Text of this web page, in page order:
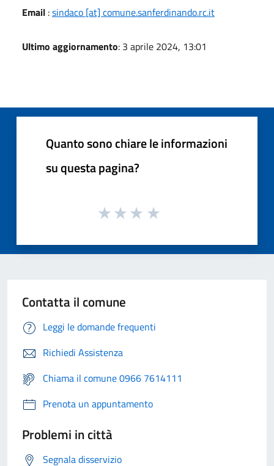
Email :sindaco [at] comune.sanferdinando.rc.it
Ultimo aggiornamento: 3 aprile 2024, 13:01
Quanto sono chiare le informazioni
su questa pagina?
Contatta il comune
Leggi le domande frequenti
Richiedi Assistenza
Chiama il comune 0966 7614111
Prenota un appuntamento
Problemi in città
Segnala disservizio